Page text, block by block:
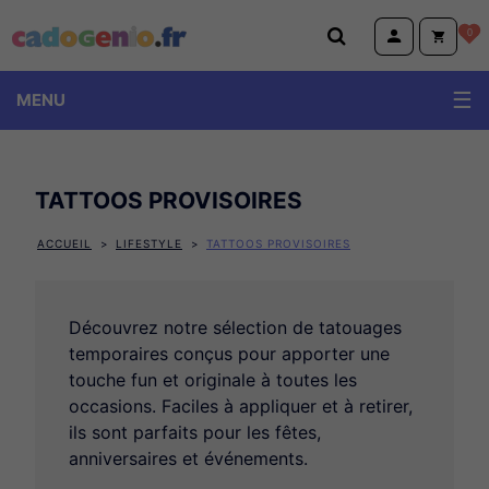
Cadogenio.fr 0
MENU
TATTOOS PROVISOIRES
ACCUEIL LIFESTYLE TATTOOS PROVISOIRES
Découvrez notre sélection de tatouages
temporaires conçus pour apporter une
touche fun et originale à toutes les
occasions. Faciles à appliquer et à retirer,
ils sont parfaits pour les fêtes,
anniversaires et événements.